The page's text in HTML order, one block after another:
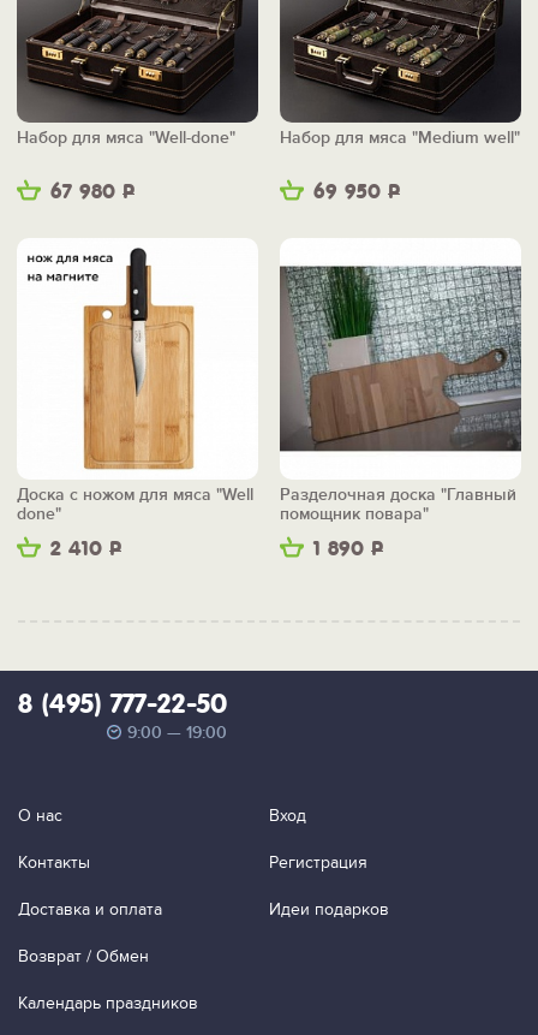
67 980 Р
Набор для мяса "Well-done"
69 950 Р
Набор для мяса "Medium well"
2 410 Р
Доска с ножом для мяса "Well
done"
1 890 Р
Разделочная доска "Главный
помощник повара"
8 (495) 777-22-50
9:00 — 19:00
О нас
Контакты
Доставка и оплата
Возврат / Обмен
Календарь праздников
Вход
Регистрация
Идеи подарков